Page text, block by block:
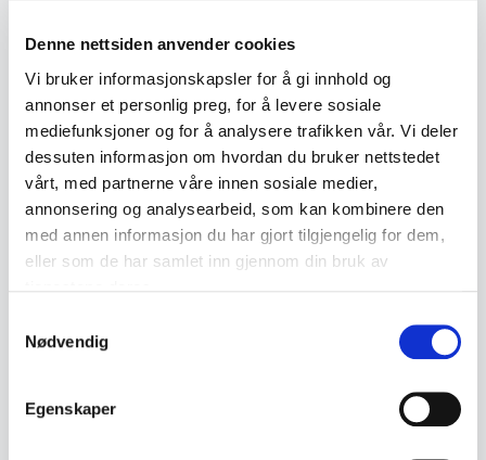
Denne nettsiden anvender cookies
Vi bruker informasjonskapsler for å gi innhold og
annonser et personlig preg, for å levere sosiale
mediefunksjoner og for å analysere trafikken vår. Vi deler
dessuten informasjon om hvordan du bruker nettstedet
vårt, med partnerne våre innen sosiale medier,
annonsering og analysearbeid, som kan kombinere den
med annen informasjon du har gjort tilgjengelig for dem,
eller som de har samlet inn gjennom din bruk av
Nødvendig
Egenskaper
Beskrivelse
Eldre mekanisk evighetskalender for skrivebord
produsert av Rotatik, København, Danmark.
Kalenderen er merket "A/S Rønne
Pakhusforening 1946" på fronten og fremstår
som en dekorativ og funksjonell
Kalenderen viser ukedag, dato og måned ved